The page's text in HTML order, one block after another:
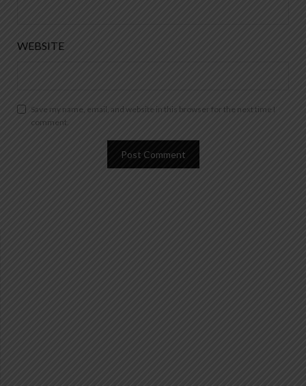
WEBSITE
Save my name, email, and website in this browser for the next time I
comment.